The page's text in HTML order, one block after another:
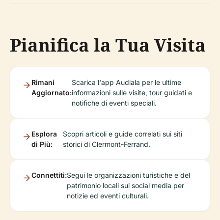
Pianifica la Tua Visita
Rimani
Aggiornato:
Scarica l'app Audiala per le ultime
informazioni sulle visite, tour guidati e
notifiche di eventi speciali.
Esplora
di Più:
Scopri articoli e guide correlati sui siti
storici di Clermont-Ferrand.
Connettiti:Segui le organizzazioni turistiche e del
patrimonio locali sui social media per
notizie ed eventi culturali.